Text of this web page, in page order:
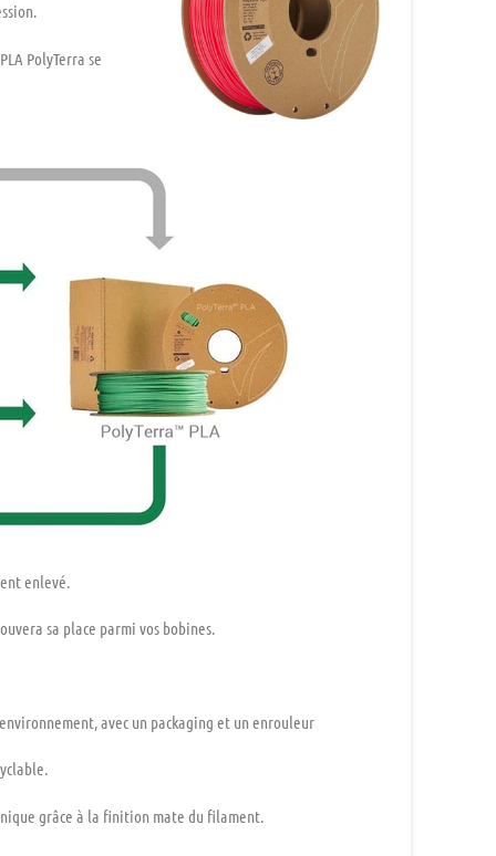
PolyTerra se
enlevé.
sa place parmi vos bobines.
avec un packaging et un enrouleur
grâce à la finition mate du filament.